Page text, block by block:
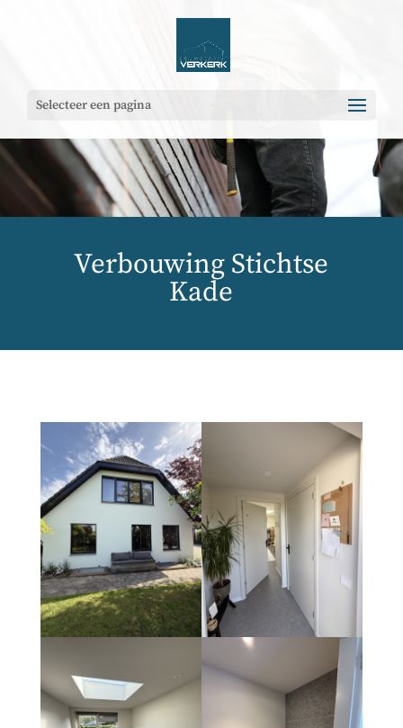
Selecteer een pagina
Verbouwing Stichtse
Kade